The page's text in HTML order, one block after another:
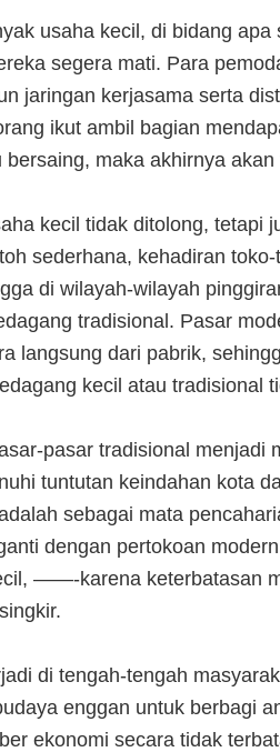
usaha kecil, di bidang
segera mati. Para
jaringan kerjasama serta
ikut ambil bagian
bersaing, maka akhirnya
kecil tidak ditolong, tetapi
sederhana, kehadiran
di wilayah-wilayah
tradisional. Pasar
langsung dari pabrik,
kecil atau tradisional
pasar tradisional menjadi
tuntutan keindahan kota
sebagai mata
dengan pertokoan
——-karena keterbatasan
di tengah-tengah
enggan untuk berbagi
ekonomi secara tidak